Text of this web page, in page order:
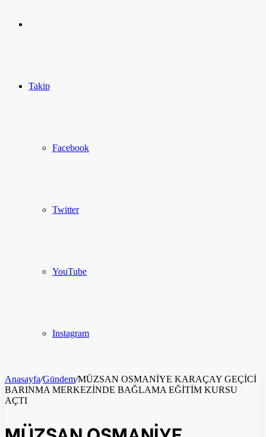
...
Ol
Takip
Facebook
Twitter
YouTube
Instagram
Anasayfa/Gündem/MÜZSAN OSMANİYE KARAÇAY GEÇİCİ
BARINMA MERKEZİNDE BAĞLAMA EĞİTİM KURSU
AÇTI